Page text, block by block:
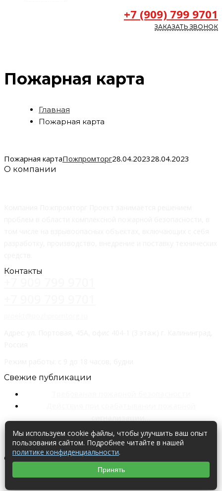
+7 (909) 799 9701
ЗАКАЗАТЬ ЗВОНОК
Пожарная карта
Главная
Пожарная карта
Пожарная картаПожпромторг28.04.202328.04.2023
О компании
Контакты
Свежие публикации
Расчет пожарного риска
Эксплуатация пожарных систем
© 2024ПОЖПРОМТОРГ ПРОЕКТ. Все права защищены.
Мы используем cookie файлы, чтобы улучшить ваш опыт
пользования сайтом. Подробнее читайте в нашей
политике конфиденциальности.
Принять